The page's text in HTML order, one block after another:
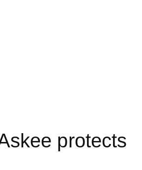
protects